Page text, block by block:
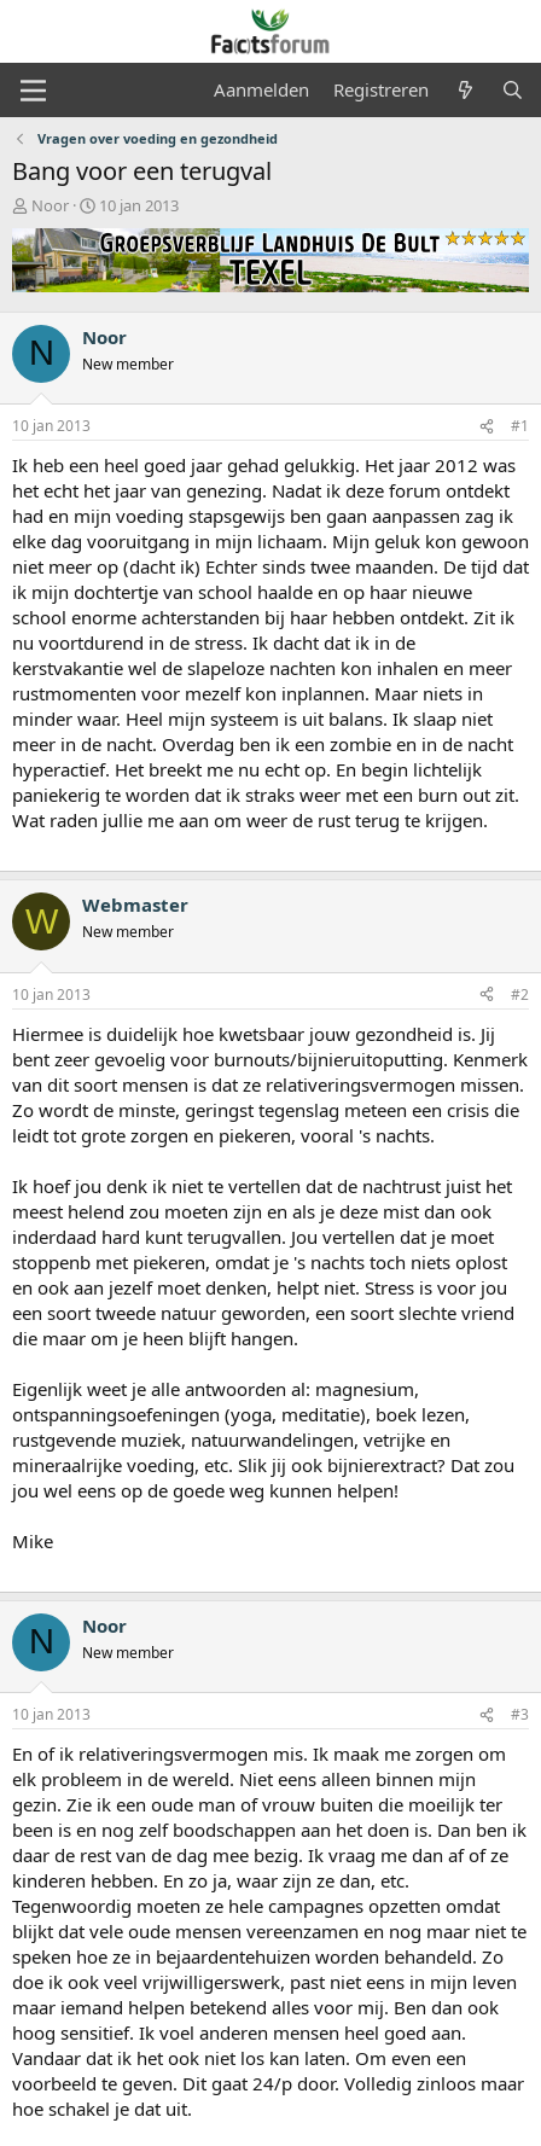
Aanmelden Registreren
Vragen over voeding en gezondheid
Bang voor een terugval
O
n
d
e
r
e
p
s
t
a
r
t
e
r
Noor
S
t
a
r
t
a
t
m
10 jan 2013
N Noor
New member
10 jan 2013 #1
Ik heb een heel goed jaar gehad gelukkig. Het jaar 2012 was
het echt het jaar van genezing. Nadat ik deze forum ontdekt
had en mijn voeding stapsgewijs ben gaan aanpassen zag ik
elke dag vooruitgang in mijn lichaam. Mijn geluk kon gewoon
niet meer op (dacht ik) Echter sinds twee maanden. De tijd dat
ik mijn dochtertje van school haalde en op haar nieuwe
school enorme achterstanden bij haar hebben ontdekt. Zit ik
nu voortdurend in de stress. Ik dacht dat ik in de
kerstvakantie wel de slapeloze nachten kon inhalen en meer
rustmomenten voor mezelf kon inplannen. Maar niets in
minder waar. Heel mijn systeem is uit balans. Ik slaap niet
meer in de nacht. Overdag ben ik een zombie en in de nacht
hyperactief. Het breekt me nu echt op. En begin lichtelijk
paniekerig te worden dat ik straks weer met een burn out zit.
Wat raden jullie me aan om weer de rust terug te krijgen.
W Webmaster
New member
10 jan 2013 #2
Hiermee is duidelijk hoe kwetsbaar jouw gezondheid is. Jij
bent zeer gevoelig voor burnouts/bijnieruitoputting. Kenmerk
van dit soort mensen is dat ze relativeringsvermogen missen.
Zo wordt de minste, geringst tegenslag meteen een crisis die
leidt tot grote zorgen en piekeren, vooral 's nachts.
Ik hoef jou denk ik niet te vertellen dat de nachtrust juist het
meest helend zou moeten zijn en als je deze mist dan ook
inderdaad hard kunt terugvallen. Jou vertellen dat je moet
stoppenb met piekeren, omdat je 's nachts toch niets oplost
en ook aan jezelf moet denken, helpt niet. Stress is voor jou
een soort tweede natuur geworden, een soort slechte vriend
die maar om je heen blijft hangen.
Eigenlijk weet je alle antwoorden al: magnesium,
ontspanningsoefeningen (yoga, meditatie), boek lezen,
rustgevende muziek, natuurwandelingen, vetrijke en
mineraalrijke voeding, etc. Slik jij ook bijnierextract? Dat zou
jou wel eens op de goede weg kunnen helpen!
Mike
N Noor
New member
10 jan 2013 #3
En of ik relativeringsvermogen mis. Ik maak me zorgen om
elk probleem in de wereld. Niet eens alleen binnen mijn
gezin. Zie ik een oude man of vrouw buiten die moeilijk ter
been is en nog zelf boodschappen aan het doen is. Dan ben ik
daar de rest van de dag mee bezig. Ik vraag me dan af of ze
kinderen hebben. En zo ja, waar zijn ze dan, etc.
Tegenwoordig moeten ze hele campagnes opzetten omdat
blijkt dat vele oude mensen vereenzamen en nog maar niet te
speken hoe ze in bejaardentehuizen worden behandeld. Zo
doe ik ook veel vrijwilligerswerk, past niet eens in mijn leven
maar iemand helpen betekend alles voor mij. Ben dan ook
hoog sensitief. Ik voel anderen mensen heel goed aan.
Vandaar dat ik het ook niet los kan laten. Om even een
voorbeeld te geven. Dit gaat 24/p door. Volledig zinloos maar
hoe schakel je dat uit.